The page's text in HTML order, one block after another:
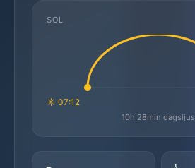
SOL
☼ 07:12
10h 28min dagsljus